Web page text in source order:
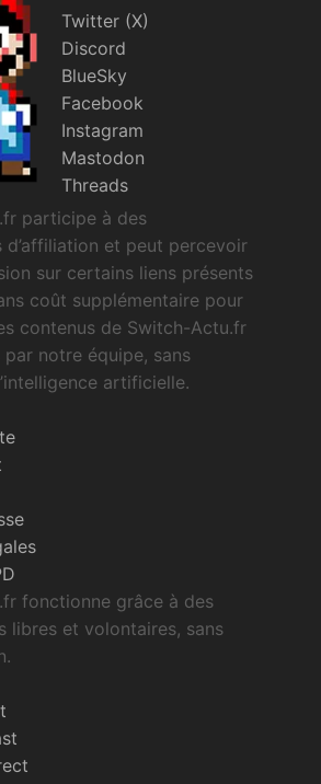
Twitter (X)
Discord
BlueSky
Facebook
Instagram
Mastodon
Threads
participe à des
d’affiliation et peut percevoir
sur certains liens présents
coût supplémentaire pour
contenus de Switch-Actu.fr
notre équipe, sans
artificielle.
fonctionne grâce à des
libres et volontaires, sans